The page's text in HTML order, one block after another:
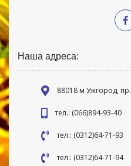
Наша адреса:
88018 м Ужгород,
тел.: (066)894-93-40
тел.: (0312)64-71-93
тел.: (0312)64-71-94